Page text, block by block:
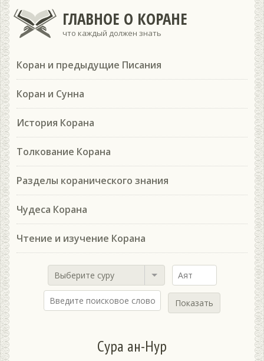
ГЛАВНОЕ О КОРАНЕ
что каждый должен знать
Коран и предыдущие Писания
Коран и Сунна
История Корана
Толкование Корана
Разделы коранического знания
Чудеса Корана
Чтение и изучение Корана
Выберите суру
Показать
Сура ан-Нур